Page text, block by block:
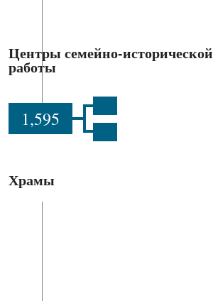
Центры семейно-исторической
работы
1,595
Храмы